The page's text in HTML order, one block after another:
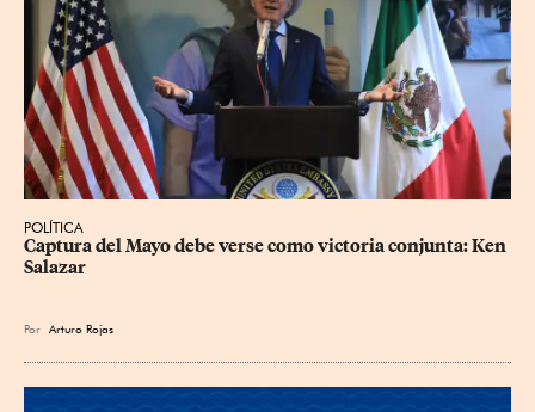
POLÍTICA
Captura del Mayo debe verse como victoria conjunta: Ken
Salazar
Por Arturo Rojas